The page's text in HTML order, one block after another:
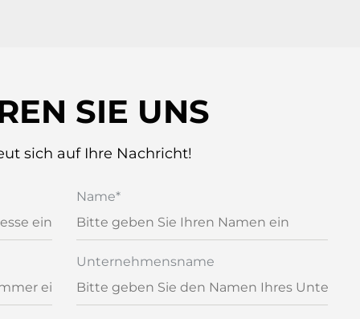
SIE UNS
sich auf Ihre Nachricht!
Name*
Unternehmensname